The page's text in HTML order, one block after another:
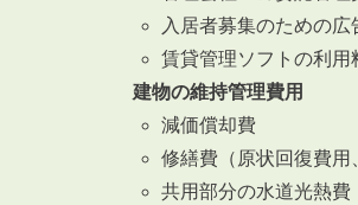
03-
※音声ガイダンス④を押して
【受付時間】10:00~19:00（定
入居者募集のための
賃貸管理ソフトの利用
建物の維持管理費用
減価償却費
修繕費（原状回復費用
共用部分の水道光熱費